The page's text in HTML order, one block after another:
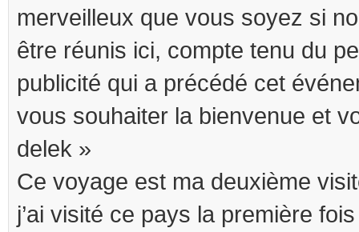
merveilleux que vous soyez si
être réunis ici, compte tenu du
publicité qui a précédé cet
vous souhaiter la bienvenue et
delek »
Ce voyage est ma deuxième
j’ai visité ce pays la première